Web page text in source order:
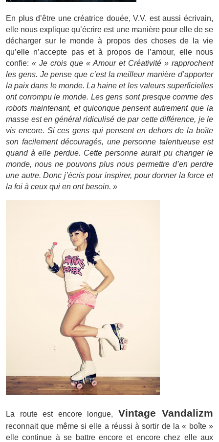
En plus d’être une créatrice douée, V.V. est aussi écrivain,
elle nous explique qu’écrire est une manière pour elle de se
décharger sur le monde à propos des choses de la vie
qu’elle n’accepte pas et à propos de l’amour, elle nous
confie: « Je crois que « Amour et Créativité » rapprochent
les gens. Je pense que c’est la meilleur manière d’apporter
la paix dans le monde. La haine et les valeurs superficielles
ont corrompu le monde. Les gens sont presque comme des
robots maintenant, et quiconque pensent autrement que la
masse est en général ridiculisé de par cette différence, je le
vis encore. Si ces gens qui pensent en dehors de la boîte
son facilement découragés, une personne talentueuse est
quand à elle perdue. Cette personne aurait pu changer le
monde, nous ne pouvons plus nous permettre d’en perdre
une autre. Donc j’écris pour inspirer, pour donner la force et
la foi à ceux qui en ont besoin. »
La route est encore longue, Vintage Vandalizm
reconnait que même si elle a réussi à sortir de la « boîte »
elle continue à se battre encore et encore chez elle aux